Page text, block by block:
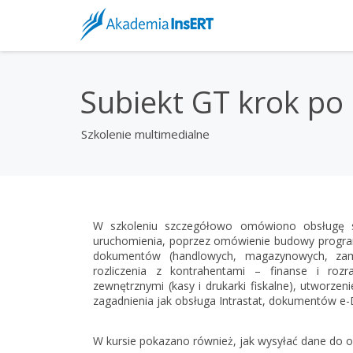
Subiekt GT krok
Szkolenie multimedialne
W szkoleniu szczegółowo omówiono
uruchomienia, poprzez omówienie budowy
dokumentów (handlowych, magazynowych,
rozliczenia z kontrahentami – finanse i
zewnętrznymi (kasy i drukarki fiskalne),
zagadnienia jak obsługa Intrastat, dokumentów
W kursie pokazano również, jak wysyłać dane do